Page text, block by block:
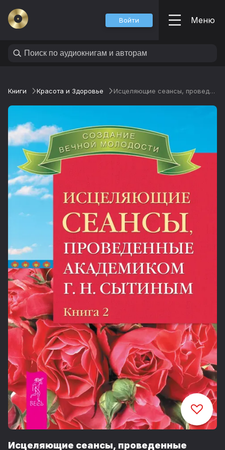
Войти Меню
Книги Красота и Здоровье Исцеляющие сеансы, проведенные академиком Г. Н. Сытиным. Книга 2
Исцеляющие сеансы, проведенные